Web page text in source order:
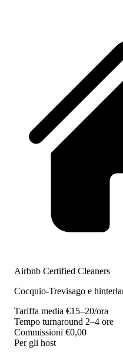
Airbnb Certified Cleaners
Cocquio-Trevisago e
Tariffa media €15–20/ora
Tempo turnaround 2–4 ore
Commissioni €0,00
Per gli host